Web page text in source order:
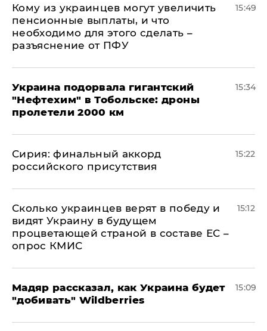
Кому из украинцев могут увеличить
пенсионные выплаты, и что
необходимо для этого сделать –
разъяснение от ПФУ
15:49
Украина подорвала гигантский
"Нефтехим" в Тобольске: дроны
пролетели 2000 км
15:34
​Сирия: финальный аккорд
российского присутствия
15:22
Сколько украинцев верят в победу и
видят Украину в будущем
процветающей страной в составе ЕС –
опрос КМИС
15:12
Мадяр рассказал, как Украина будет
"добивать" Wildberries
15:09